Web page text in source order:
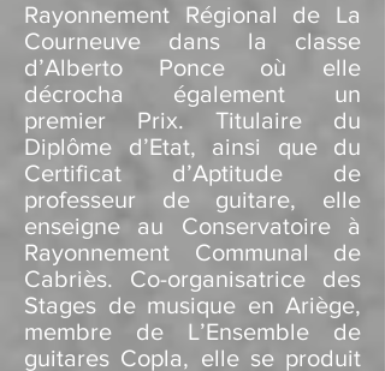
Rayonnement Régional de La
Courneuve dans la classe
d’Alberto Ponce où elle
décrocha également un
premier Prix. Titulaire du
Diplôme d’Etat, ainsi que du
Certificat d’Aptitude de
professeur de guitare, elle
enseigne au Conservatoire à
Rayonnement Communal de
Cabriès. Co-organisatrice des
Stages de musique en Ariège,
membre de L’Ensemble de
guitares Copla, elle se produit